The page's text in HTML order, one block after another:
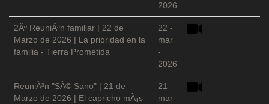
2026
2Âª ReuniÃ³n familiar | 22 de
Marzo de 2026 | La prioridad en la
familia - Tierra Prometida
22 -
mar
-
2026
ReuniÃ³n "SÃ© Sano" | 21 de
Marzo de 2026 | El capricho mÃ¡s
21 -
mar